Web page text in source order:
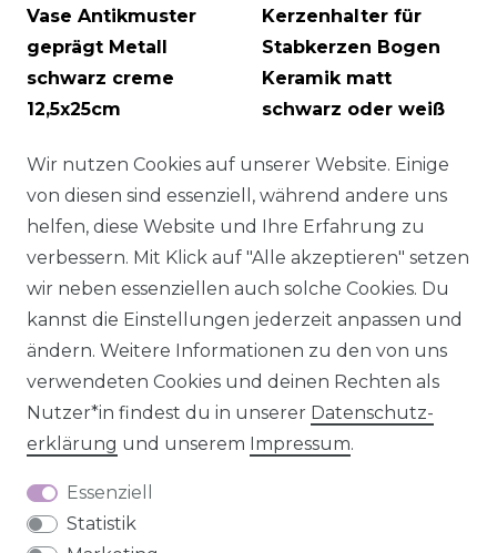
Vase Antikmuster
geprägt Metall
schwarz creme
12,5x25cm
Kerzenhalter für
Stabkerzen Bogen
Keramik matt
schwarz oder weiß
schwarz
UVP 10,95 €
7,95 € *
Wir nutzen Cookies auf unserer Website. Einige
von diesen sind essenziell, während andere uns
helfen, diese Website und Ihre Erfahrung zu
verbessern. Mit Klick auf "Alle akzeptieren" setzen
wir neben essenziellen auch solche Cookies. Du
kannst die Einstellungen jederzeit anpassen und
ändern. Weitere Informationen zu den von uns
verwendeten Cookies und deinen Rechten als
Nutzer*in findest du in unserer Daten­schutz­
erklärung und unserem Impressum.
Essenziell
Statistik